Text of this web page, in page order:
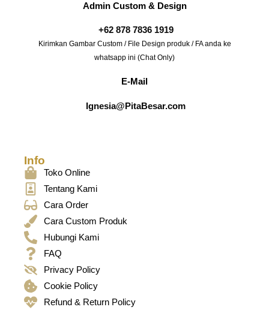
Admin Custom & Design
+62 878 7836 1919
Kirimkan Gambar Custom / File Design produk / FA anda ke
whatsapp ini (Chat Only)
E-Mail
Ignesia@PitaBesar.com
Info
Toko Online
Tentang Kami
Cara Order
Cara Custom Produk
Hubungi Kami
FAQ
Privacy Policy
Cookie Policy
Refund & Return Policy